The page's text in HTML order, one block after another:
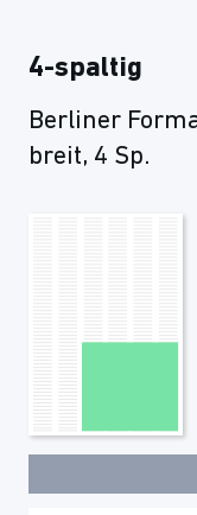
4-spaltig
Berliner
breit, 4 Sp.